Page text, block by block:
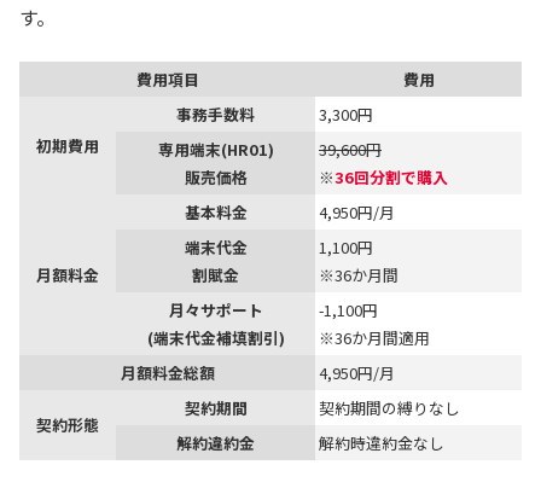
す。
費用項目 費用
初期費用
事務手数料
3,300円
専用端末(HR01)
販売価格
39,600円
※36回分割で購入
月額料金
基本料金
4,950円/月
端末代金
割賦金
1,100円
※36か月間
月々サポート
(端末代金補填割引)
-1,100円
※36か月間適用
月額料金総額
4,950円/月
契約形態
契約期間
契約期間の縛りなし
解約違約金
解約時違約金なし